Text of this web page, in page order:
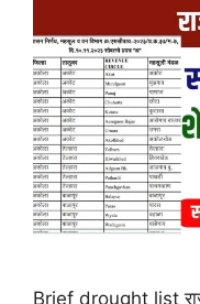
Brief drought list